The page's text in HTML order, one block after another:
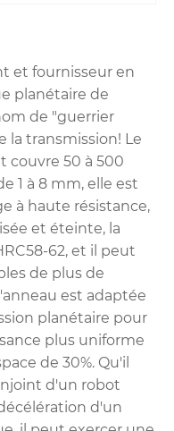
et fournisseur en
planétaire de
de "guerrier
la transmission! Le
couvre 50 à 500
1 à 8 mm, elle est
à haute résistance,
et éteinte, la
62, et il peut
de plus de
est adaptée
planétaire pour
plus uniforme
de 30%. Qu'il
d'un robot
d'un